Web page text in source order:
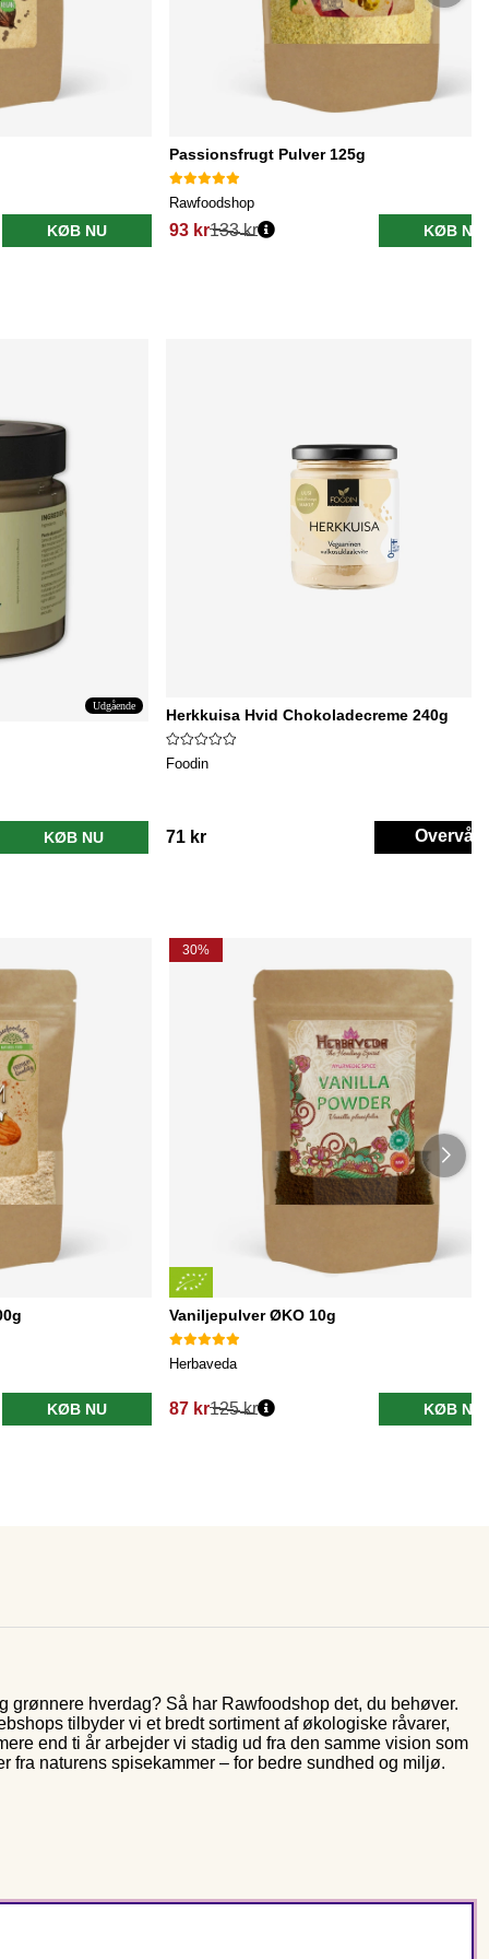
KØB NU
Passionsfrugt Pulver 125g
Rawfoodshop
93 kr133 kr KØB NU
Udgående
KØB NU
Herkkuisa Hvid Chokoladecreme 240g
Foodin
71 kr Overvåg
KØB NU
30%
Vaniljepulver ØKO 10g
Herbaveda
87 kr125 kr KØB NU
grønnere hverdag? Så har Rawfoodshop det, du behøver.
tilbyder vi et bredt sortiment af økologiske råvarer,
end ti år arbejder vi stadig ud fra den samme vision som
fra naturens spisekammer – for bedre sundhed og miljø.